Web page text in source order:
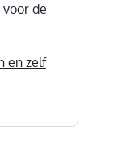
de
en zelf